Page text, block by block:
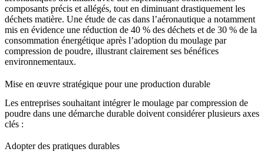
composants précis et allégés, tout en diminuant drastiquement les
déchets matière. Une étude de cas dans l’aéronautique a notamment
mis en évidence une réduction de 40 % des déchets et de 30 % de la
consommation énergétique après l’adoption du moulage par
compression de poudre, illustrant clairement ses bénéfices
environnementaux.
Mise en œuvre stratégique pour une production durable
Les entreprises souhaitant intégrer le moulage par compression de
poudre dans une démarche durable doivent considérer plusieurs axes
clés :
Adopter des pratiques durables